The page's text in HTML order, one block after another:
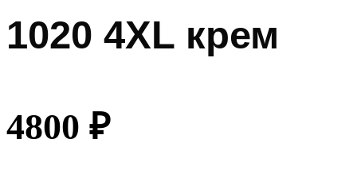
1020 4XL крем
4800 ₽